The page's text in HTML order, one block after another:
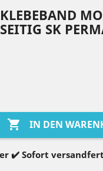
SK
 IN DEN
✔️ Sofort